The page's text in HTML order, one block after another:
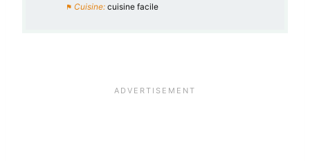
Cuisine: cuisine facile